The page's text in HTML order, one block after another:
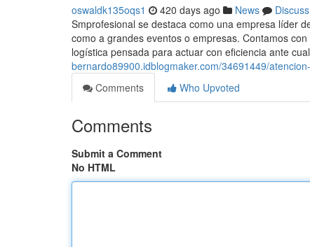
oswaldk135oqs1 420 days ago News
Discuss
Smprofesional se destaca como una empresa líder
como a grandes eventos o empresas. Contamos
logística pensada para actuar con eficiencia ante
bernardo89900.idblogmaker.com/34691449/
Comments
Who Upvoted
Comments
Submit a Comment
No HTML